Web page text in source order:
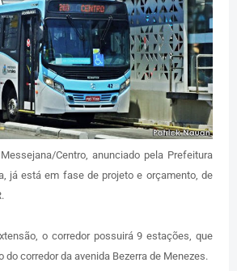
Centro, anunciado pela Prefeitura
já está em fase de projeto e orçamento, de
o corredor possuirá 9 estações, que
do corredor da avenida Bezerra de Menezes.